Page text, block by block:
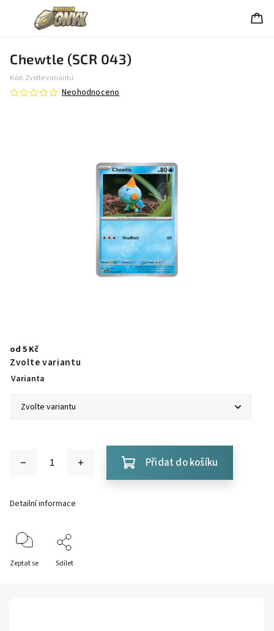
Chewtle (SCR 043)
Kód: Zvolte variantu
Neohodnoceno
od 5 Kč
Zvolte variantu
Varianta
Přidat do košíku
Detailní informace
Zeptat se Sdílet